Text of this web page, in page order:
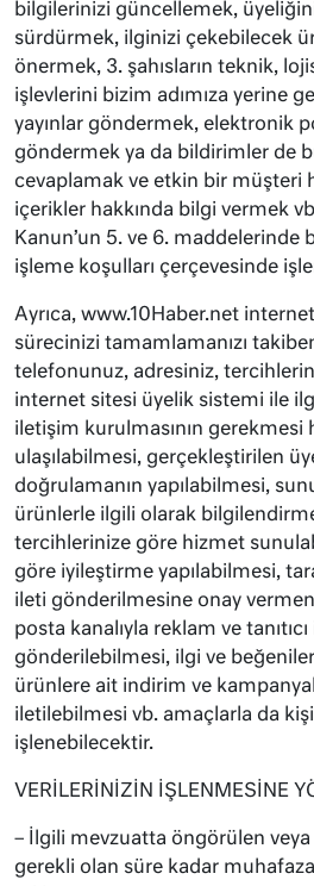
bilgilerinizi güncellemek,
sürdürmek, ilginizi çekebilecek
önermek, 3. şahısların teknik,
işlevlerini bizim adımıza yerine
yayınlar göndermek, elektronik
göndermek ya da bildirimler de
cevaplamak ve etkin bir müşteri
içerikler hakkında bilgi vermek
Kanun’un 5. ve 6. maddelerinde
işleme koşulları çerçevesinde
Ayrıca, www.10Haber.net
sürecinizi tamamlamanızı
telefonunuz, adresiniz,
internet sitesi üyelik sistemi ile
iletişim kurulmasının gerekmesi
ulaşılabilmesi, gerçekleştirilen
doğrulamanın yapılabilmesi,
ürünlerle ilgili olarak
tercihlerinize göre hizmet
göre iyileştirme yapılabilmesi,
ileti gönderilmesine onay
posta kanalıyla reklam ve
gönderilebilmesi, ilgi ve
ürünlere ait indirim ve
iletilebilmesi vb. amaçlarla da
işlenebilecektir.
VERİLERİNİZİN İŞLENMESİNE
– İlgili mevzuatta öngörülen
gerekli olan süre kadar muhafaza